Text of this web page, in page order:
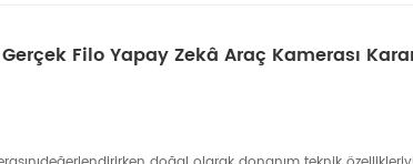
Filo Yapay Zekâ Araç Kamerası